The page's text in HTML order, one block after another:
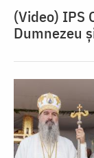
(Video) IPS
Dumnezeu